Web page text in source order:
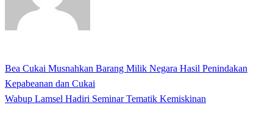
Navigasi
pos
Previous
Post
Bea Cukai Musnahkan Barang Milik Negara Hasil Penindakan
Kepabeanan dan Cukai
Next
Wabup Lamsel Hadiri Seminar Tematik Kemiskinan